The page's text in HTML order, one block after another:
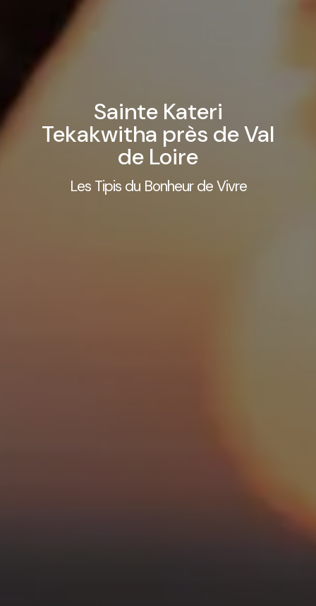
Sainte Kateri
Tekakwitha près de Val
de Loire
Les Tipis du Bonheur de Vivre